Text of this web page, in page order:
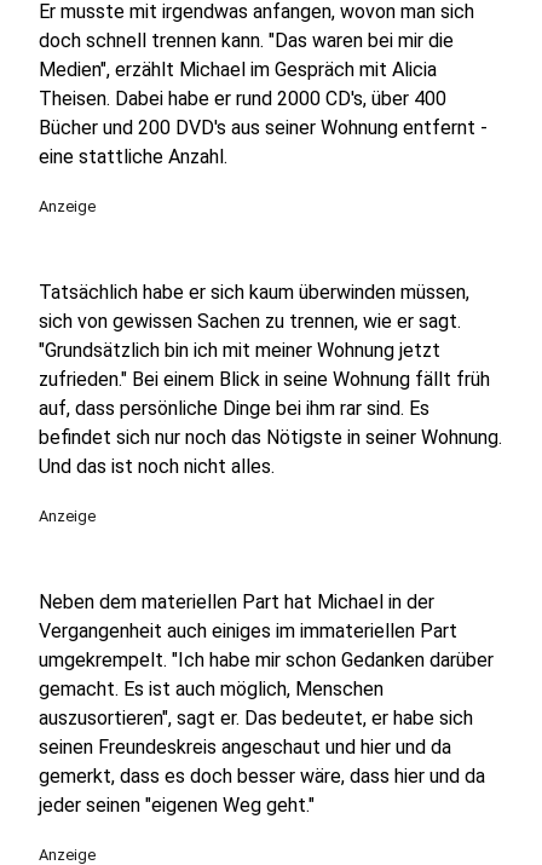
Er musste mit irgendwas anfangen, wovon man sich
doch schnell trennen kann. "Das waren bei mir die
Medien", erzählt Michael im Gespräch mit Alicia
Theisen. Dabei habe er rund 2000 CD's, über 400
Bücher und 200 DVD's aus seiner Wohnung entfernt -
eine stattliche Anzahl.
Anzeige
Tatsächlich habe er sich kaum überwinden müssen,
sich von gewissen Sachen zu trennen, wie er sagt.
"Grundsätzlich bin ich mit meiner Wohnung jetzt
zufrieden." Bei einem Blick in seine Wohnung fällt früh
auf, dass persönliche Dinge bei ihm rar sind. Es
befindet sich nur noch das Nötigste in seiner Wohnung.
Und das ist noch nicht alles.
Anzeige
Neben dem materiellen Part hat Michael in der
Vergangenheit auch einiges im immateriellen Part
umgekrempelt. "Ich habe mir schon Gedanken darüber
gemacht. Es ist auch möglich, Menschen
auszusortieren", sagt er. Das bedeutet, er habe sich
seinen Freundeskreis angeschaut und hier und da
gemerkt, dass es doch besser wäre, dass hier und da
jeder seinen "eigenen Weg geht."
Anzeige